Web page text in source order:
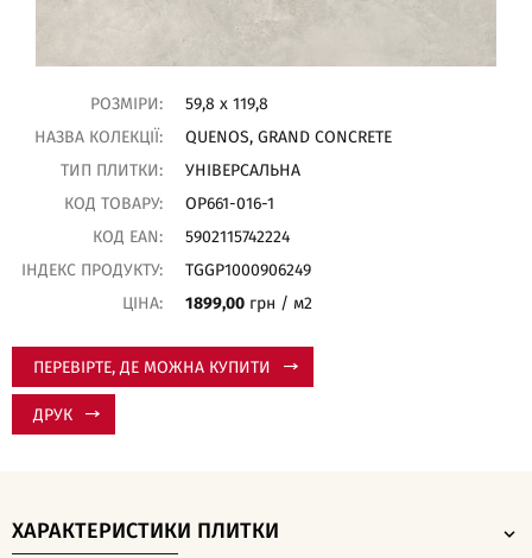
РОЗМІРИ:
59,8 x 119,8
НАЗВА КОЛЕКЦІЇ:
QUENOS, GRAND CONCRETE
ТИП ПЛИТКИ:
УНІВЕРСАЛЬНА
КОД ТОВАРУ:
OP661-016-1
КОД EAN:
5902115742224
ІНДЕКС ПРОДУКТУ:
TGGP1000906249
ЦІНА:
1899,00 грн / м2
ПЕРЕВІРТЕ, ДЕ МОЖНА КУПИТИ
ДРУК
ХАРАКТЕРИСТИКИ ПЛИТКИ